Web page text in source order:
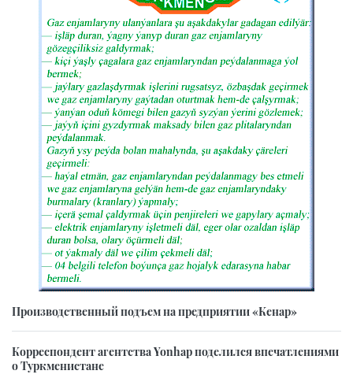
Производственный подъем на предприятии «Кенар»
Корреспондент агентства Yonhap поделился впечатлениями
о Туркменистане